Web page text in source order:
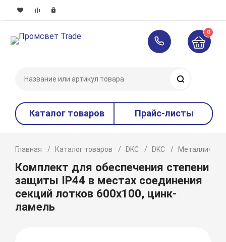
0
Каталог товаров Прайс-листы
Главная Каталог товаров DKC DKC
Комплект для обеспечения степени
защиты IP44 в местах соединения
секций лотков 600х100, цинк-
ламель